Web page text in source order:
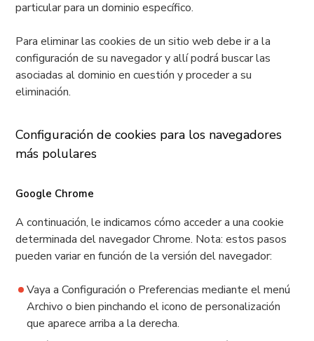
particular para un dominio específico.
Para eliminar las cookies de un sitio web debe ir a la
configuración de su navegador y allí podrá buscar las
asociadas al dominio en cuestión y proceder a su
eliminación.
Configuración de cookies para los navegadores
más polulares
Google Chrome
A continuación, le indicamos cómo acceder a una cookie
determinada del navegador Chrome. Nota: estos pasos
pueden variar en función de la versión del navegador:
Vaya a Configuración o Preferencias mediante el menú
Archivo o bien pinchando el icono de personalización
que aparece arriba a la derecha.